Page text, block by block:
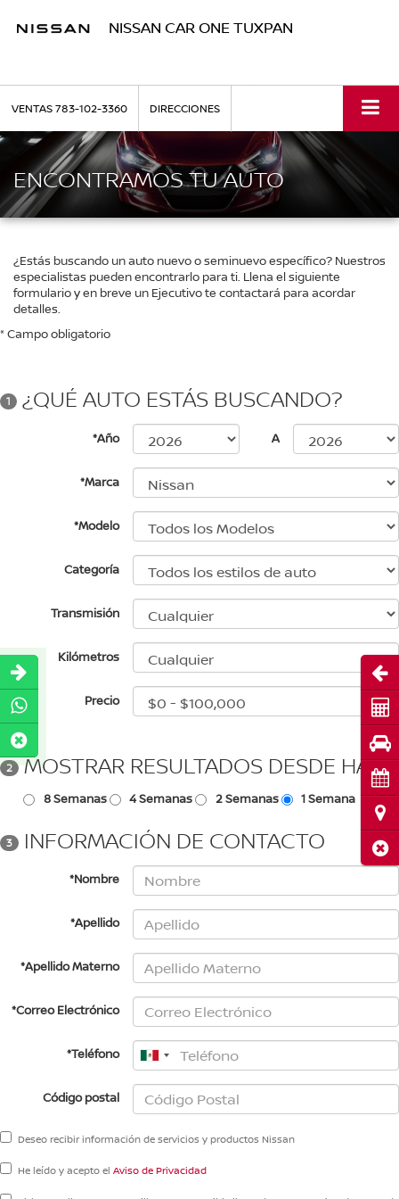
NISSAN CAR ONE TUXPAN
VENTAS783-102-3360 DIRECCIONES
ENCONTRAMOS TU AUTO
¿Estás buscando un auto nuevo o seminuevo específico? Nuestros
especialistas pueden encontrarlo para ti. Llena el siguiente
formulario y en breve un Ejecutivo te contactará para acordar
detalles.
* Campo obligatorio
1 ¿QUÉ AUTO ESTÁS BUSCANDO?
*Año A
*Marca
*Modelo
Categoría
Transmisión
Kilómetros
Precio
2 MOSTRAR RESULTADOS DESDE HACE
8 Semanas 4 Semanas 2 Semanas 1 Semana
3 INFORMACIÓN DE CONTACTO
*Nombre
*Apellido
*Apellido Materno
*Correo Electrónico
*Teléfono
Código postal
Deseo recibir información de servicios y productos Nissan
He leído y acepto el Aviso de Privacidad